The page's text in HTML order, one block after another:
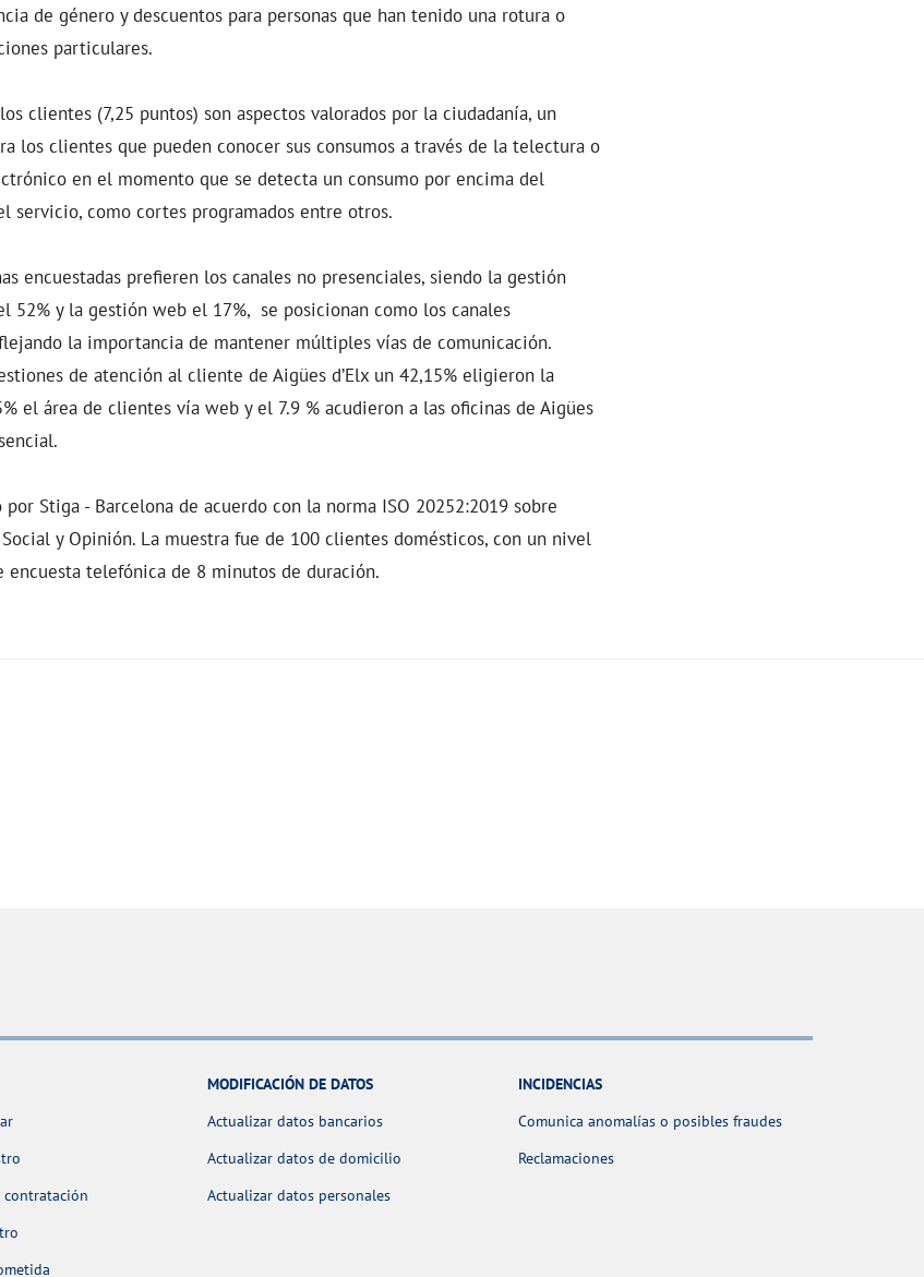
de género y descuentos para personas que han tenido una rotura o
particulares.
clientes (7,25 puntos) son aspectos valorados por la ciudadanía, un
los clientes que pueden conocer sus consumos a través de la telectura o
en el momento que se detecta un consumo por encima del
servicio, como cortes programados entre otros.
encuestadas prefieren los canales no presenciales, siendo la gestión
52% y la gestión web el 17%, se posicionan como los canales
la importancia de mantener múltiples vías de comunicación.
de atención al cliente de Aigües d’Elx un 42,15% eligieron la
el área de clientes vía web y el 7.9 % acudieron a las oficinas de Aigües
Stiga - Barcelona de acuerdo con la norma ISO 20252:2019 sobre
y Opinión. La muestra fue de 100 clientes domésticos, con un nivel
encuesta telefónica de 8 minutos de duración.
contratación
MODIFICACIÓN DE DATOS
Actualizar datos bancarios
Actualizar datos de domicilio
Actualizar datos personales
INCIDENCIAS
Comunica anomalías o posibles fraudes
Reclamaciones